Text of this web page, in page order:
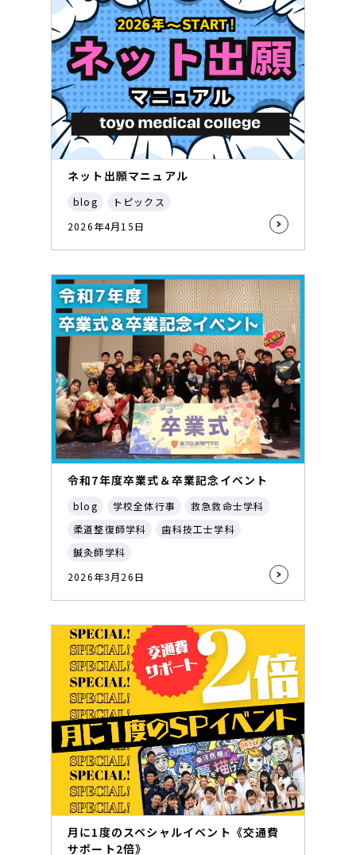
ネット出願マニュアル
blog
トピックス
2026年4月15日
令和7年度卒業式＆卒業記念イベント
blog 学校全体行事
救急救命士学科
柔道整復師学科
歯科技工士学科
鍼灸師学科
2026年3月26日
月に1度のスペシャルイベント《交通費
サポート2倍》